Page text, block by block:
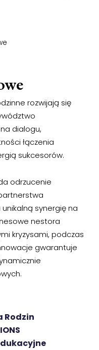
rozwijają się
dialogu,
łączenia
sukcesorów.
odrzucenie
synergię na
nestora
kryzysami, podczas
gwarantuje
Rodzin